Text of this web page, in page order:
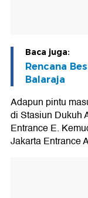
Baca juga:
Rencana
Balaraja
Adapun pintu
di Stasiun Dukuh
Entrance E.
Jakarta ⁠Entrance